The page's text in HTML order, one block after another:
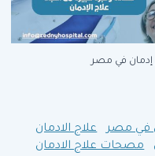
في مصر
في مصر
علاج الادمان
مصحات علاج الادمان